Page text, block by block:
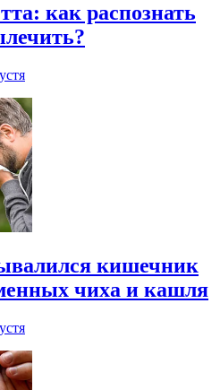
как распознать
кишечник
чиха и кашля